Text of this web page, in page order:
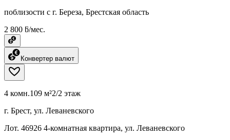
поблизости с г. Береза, Брестская область
2 800 ƃ/мес.
Конвертер валют
4 комн.109 м²2/2 этаж
г. Брест, ул. Леваневского
Лот. 46926 4-комнатная квартира, ул. Леваневского